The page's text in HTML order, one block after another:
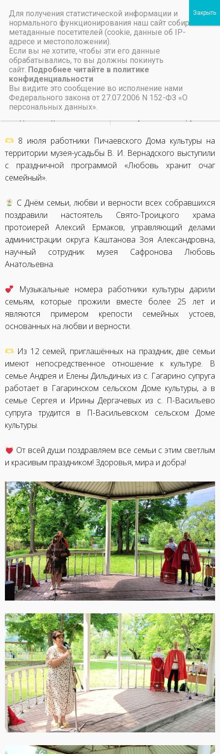
Пичаевский дом культуры
День семьи, любви и
вернсти
19 июля, 2025
НАЗАД
8 июля работники Пичаевского Дома культуры на
территории музея-усадьбы В. И. Вернадского выступили
с праздничной программой «Любовь хранит очаг
семейный».
С Днём семьи, любви и верности всех собравшихся
поздравили настоятель Свято-Троицкого храма
протоиерей Алексий Ермаков, управляющий делами
администрации округа Каштанова Зоя Александровна,
научный сотрудник музея Сафронова Любовь
Анатольевна.
Музыкальные номера работники культуры дарили
семьям, которые прожили вместе более 25 лет и
являются примером крепости семейных устоев,
основанных на любви и верности.
Из 12 семей, приглашённых на праздник, две семьи
имеют непосредственное отношение к культуре. В
семье Андрея и Елены Дильдиных из с. Гагарино супруга
работает в Гагаринском сельском Доме культуры, а в
семье Сергея и Ирины Дергачевых из с. П-Васильево
супруга трудится в П-Васильевском сельском Доме
культуры.
От всей души поздравляем все семьи с этим светлым
и красивым праздником! Здоровья, мира и добра!
Для получения статистической информации и
нормального функционирования наш сайт собирает
метаданные посетителей (cookie, данные об IP-
адресе и местоположении).
Если вы не хотите, чтобы эти его данные
обрабатывались, то вы должны покинуть
сайт. Подробнее читайте в политике
конфиденциальности
Вы видите это сообщение во исполнение нами
Федерального закона от 27.07.2006 N 152-ФЗ «О
персональных данных».